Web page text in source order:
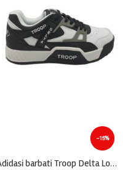
-15%
Adidasi barbati Troop Delta Low, imitatie de piele, alb negru